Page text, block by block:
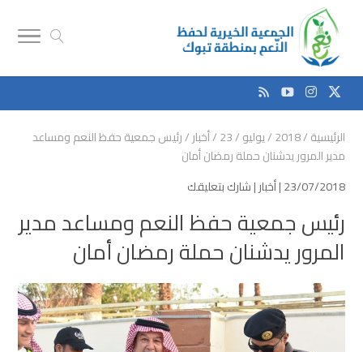
الرئيسية/
2018
/يوليو/
23
/أخبار/رئيس جمعية حفظ النعم ومساعد
مدير المرور يدشنان حملة رمضان أمان
23/07/2018 | أخبار|شارك بتعليقك
رئيس جمعية حفظ النعم ومساعد مدير
المرور يدشنان حملة رمضان أمان